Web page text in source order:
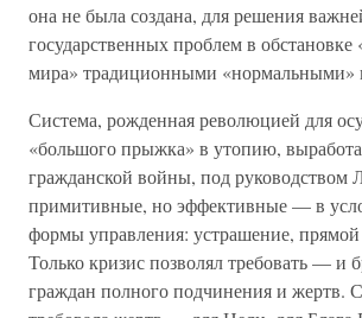
она не была создана, для решения
государственных проблем в обстановке
мира» традиционными «нормальными»
Система, рожденная революцией для
«большого прыжка» в утопию,
гражданской войны, под руководством
примитивные, но эффективные — в
формы управления: устрашение, прямой
Только кризис позволял требовать — и
граждан полного подчинения и жертв.